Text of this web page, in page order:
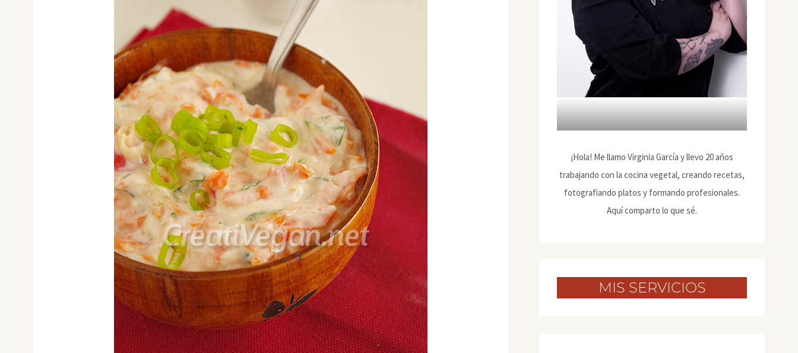
¡Hola! Me llamo Virginia García y llevo 20 años
trabajando con la cocina vegetal, creando recetas,
fotografiando platos y formando profesionales.
Aquí comparto lo que sé.
MIS SERVICIOS